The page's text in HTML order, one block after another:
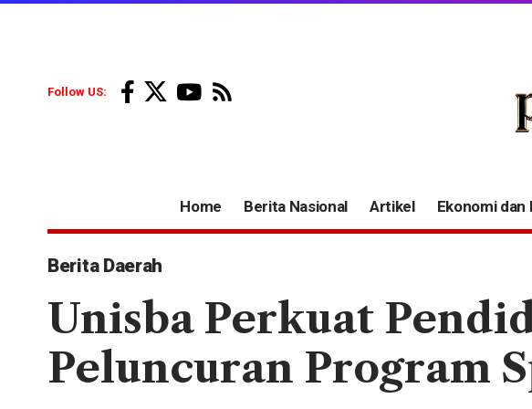
Follow US:
Home Berita Nasional Artikel Ekonomi dan
Berita Daerah
Unisba Perkuat
Peluncuran Program